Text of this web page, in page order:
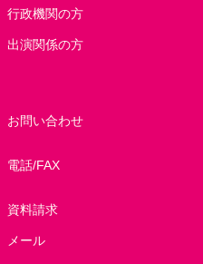
行政機関の方
出演関係の方
お問い合わせ
電話/FAX
資料請求
メール